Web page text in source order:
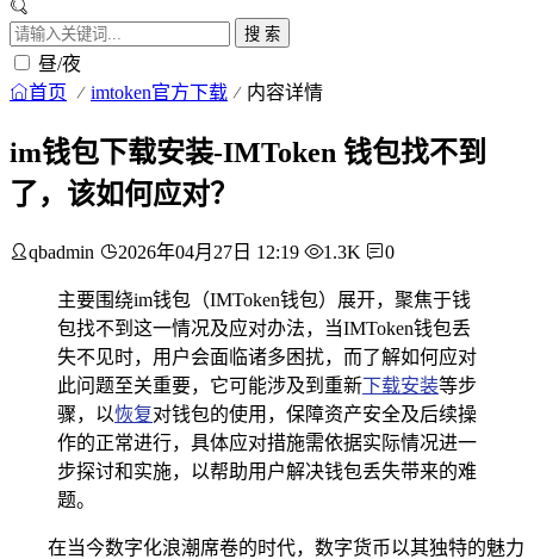
搜 索
昼/夜
首页 imtoken官方下载 内容详情
im钱包下载安装-IMToken 钱包找不到
了，该如何应对？
qbadmin 2026年04月27日 12:19 1.3K 0
主要围绕im钱包（IMToken钱包）展开，聚焦于钱
包找不到这一情况及应对办法，当IMToken钱包丢
失不见时，用户会面临诸多困扰，而了解如何应对
此问题至关重要，它可能涉及到重新下载安装等步
骤，以恢复对钱包的使用，保障资产安全及后续操
作的正常进行，具体应对措施需依据实际情况进一
步探讨和实施，以帮助用户解决钱包丢失带来的难
题。
在当今数字化浪潮席卷的时代，数字货币以其独特的魅力